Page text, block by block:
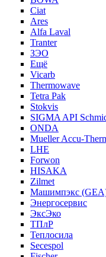
Ciat
Ares
Alfa Laval
Tranter
ЗЭО
Ещё
Vicarb
Thermowave
Tetra Pak
Stokvis
SIGMA API
ONDA
Mueller Accu-
LHE
Forwon
HISAKA
Zilmet
Машимпэкс
Энергосервис
ЭксЭко
ТПлР
Теплосила
Secespol